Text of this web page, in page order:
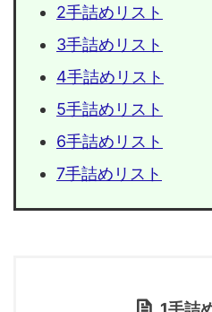
2手詰めリスト
3手詰めリスト
4手詰めリスト
5手詰めリスト
6手詰めリスト
7手詰めリスト